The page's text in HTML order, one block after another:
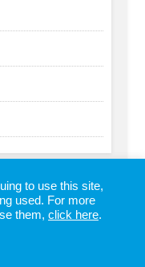
Rights Reserved
to use this site,
used. For more
them, click here.